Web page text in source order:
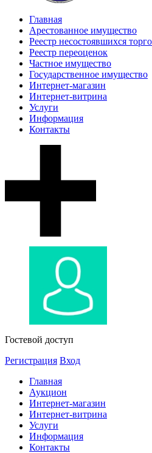
Главная
Арестованное имущество
Реестр несостоявшихся
Реестр переоценок
Частное имущество
Государственное имущество
Интернет-магазин
Интернет-витрина
Услуги
Информация
Контакты
Гостевой доступ
Регистрация Вход
Главная
Аукцион
Интернет-магазин
Интернет-витрина
Услуги
Информация
Контакты